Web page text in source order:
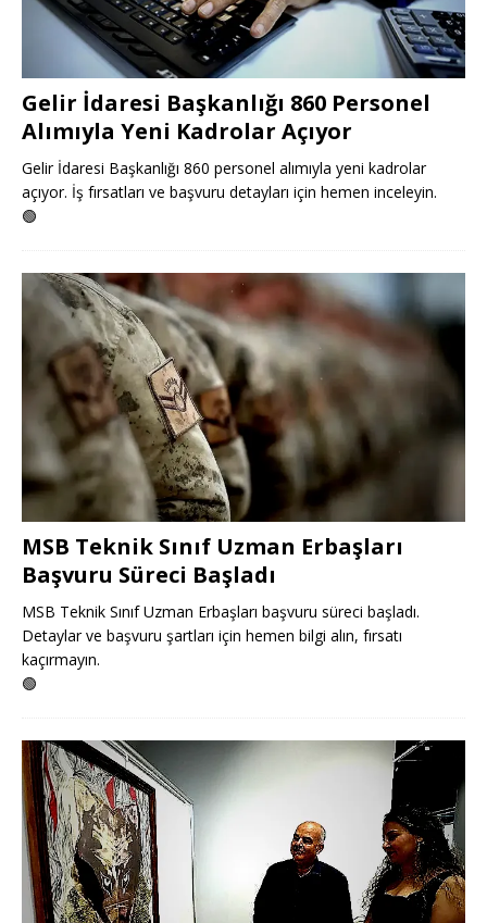
Gelir İdaresi Başkanlığı 860 Personel
Alımıyla Yeni Kadrolar Açıyor
Gelir İdaresi Başkanlığı 860 personel alımıyla yeni kadrolar
açıyor. İş fırsatları ve başvuru detayları için hemen inceleyin.
🟢
MSB Teknik Sınıf Uzman Erbaşları
Başvuru Süreci Başladı
MSB Teknik Sınıf Uzman Erbaşları başvuru süreci başladı.
Detaylar ve başvuru şartları için hemen bilgi alın, fırsatı
kaçırmayın.
🟢